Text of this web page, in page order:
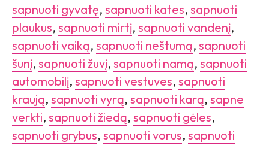
sapnuoti gyvatę, sapnuoti kates, sapnuoti
plaukus, sapnuoti mirtį, sapnuoti vandenį,
sapnuoti vaiką, sapnuoti neštumą, sapnuoti
šunį, sapnuoti žuvį, sapnuoti namą, sapnuoti
automobilį, sapnuoti vestuves, sapnuoti
kraują, sapnuoti vyrą, sapnuoti karą, sapne
verkti, sapnuoti žiedą, sapnuoti gėles,
sapnuoti grybus, sapnuoti vorus, sapnuoti